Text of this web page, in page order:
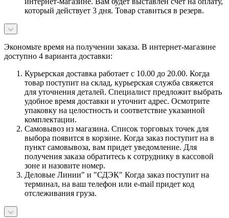
который действует 3 дня. Товар ставиться в резерв.
Экономьте время на получении заказа. В интернет-магазине
доступно 4 варианта доставки:
Курьерская доставка работает с 10.00 до 20.00. Когда
товар поступит на склад, курьерская служба свяжется
для уточнения деталей. Специалист предложит выбрать
удобное время доставки и уточнит адрес. Осмотрите
упаковку на целостность и соответствие указанной
комплектации.
Самовывоз из магазина. Список торговых точек для
выбора появится в корзине. Когда заказ поступит на в
пункт самовывоза, вам придет уведомление. Для
получения заказа обратитесь к сотруднику в кассовой
зоне и назовите номер.
Деловые Линии" и "СДЭК" Когда заказ поступит на
терминал, на ваш телефон или e-mail придет код
отслеживания груза.